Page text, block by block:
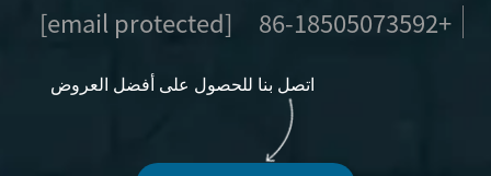
+86-18505073592
[email protected]
اتصل بنا للحصول على أفضل العروض